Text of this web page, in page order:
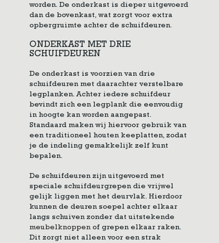
worden. De onderkast is dieper uitgevoerd
dan de bovenkast, wat zorgt voor extra
opbergruimte achter de schuifdeuren.
ONDERKAST MET DRIE
SCHUIFDEUREN
De onderkast is voorzien van drie
schuifdeuren met daarachter verstelbare
legplanken. Achter iedere schuifdeur
bevindt zich een legplank die eenvoudig
in hoogte kan worden aangepast.
Standaard maken wij hiervoor gebruik van
een traditioneel houten keeplatten, zodat
je de indeling gemakkelijk zelf kunt
bepalen.
De schuifdeuren zijn uitgevoerd met
speciale schuifdeurgrepen die vrijwel
gelijk liggen met het deurvlak. Hierdoor
kunnen de deuren soepel achter elkaar
langs schuiven zonder dat uitstekende
meubelknoppenof grepen elkaar raken.
Dit zorgt niet alleen voor een strak